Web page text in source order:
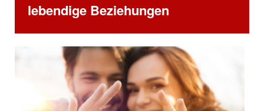
lebendige Beziehungen